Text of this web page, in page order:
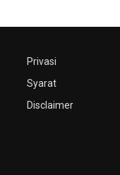
Privasi
Syarat
Disclaimer